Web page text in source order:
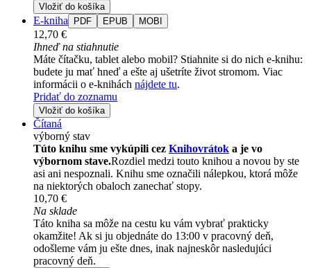
Vložiť do košíka
E-kniha PDF EPUB MOBI
12,70 €
Ihneď na stiahnutie
Máte čítačku, tablet alebo mobil? Stiahnite si do nich e-knihu:
budete ju mať hneď a ešte aj ušetríte život stromom. Viac
informácii o e-knihách nájdete tu.
Pridať do zoznamu
Vložiť do košíka
Čítaná
výborný stav
Túto knihu sme vykúpili cez Knihovrátok a je vo
výbornom stave.Rozdiel medzi touto knihou a novou by ste
asi ani nespoznali. Knihu sme označili nálepkou, ktorá môže
na niektorých obaloch zanechať stopy.
10,70 €
Na sklade
Táto kniha sa môže na cestu ku vám vybrať prakticky
okamžite! Ak si ju objednáte do 13:00 v pracovný deň,
odošleme vám ju ešte dnes, inak najneskôr nasledujúci
pracovný deň.